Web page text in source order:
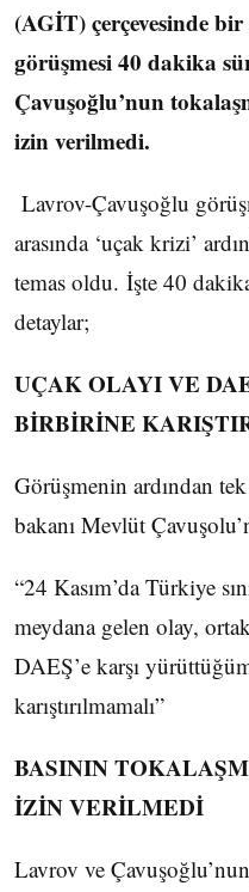
(AGİT) çerçevesinde
görüşmesi 40 dakika
Çavuşoğlu’nun
izin verilmedi.
Lavrov-Çavuşoğlu
arasında ‘uçak krizi’
temas oldu. İşte 40
detaylar;
UÇAK OLAYI VE
BİRBİRİNE
Görüşmenin ardından
bakanı Mevlüt
“24 Kasım’da Türkiye
meydana gelen olay,
DAEŞ’e karşı
karıştırılmamalı”
BASININ
İZİN VERİLMEDİ
Lavrov ve